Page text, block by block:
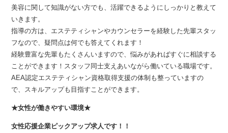
美容に関して知識がない方でも、活躍できるようにしっかりと教えて
いきます。
指導の方は、エステティシャンやカウンセラーを経験した先輩スタッ
フなので、疑問点は何でも答えてくれます！
経験豊富な先輩もたくさんいますので、悩みがあればすぐに相談する
ことができます！スタッフ同士支えあいながら働いている職場です。
AEA認定エステティシャン資格取得支援の体制も整っていますの
で、スキルアップも目指すことができます。
★女性が働きやすい環境★
女性応援企業ピックアップ求人です！！